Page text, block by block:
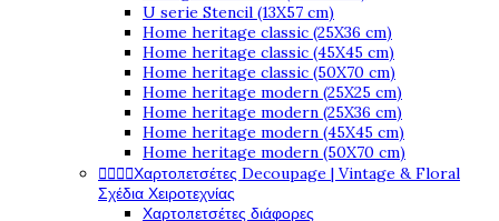
U serie Stencil (13X57 cm)
Home heritage classic (25X36 cm)
Home heritage classic (45X45 cm)
Home heritage classic (50X70 cm)
Home heritage modern (25X25 cm)
Home heritage modern (25X36 cm)
Home heritage modern (45X45 cm)
Home heritage modern (50X70 cm)
Χαρτοπετσέτες Decoupage | Vintage & Floral
Σχέδια Χειροτεχνίας
Χαρτοπετσέτες διάφορες